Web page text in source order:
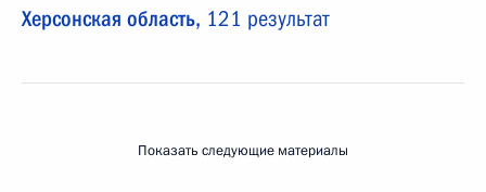
Херсонская область, 121 результат
Показать следующие материалы